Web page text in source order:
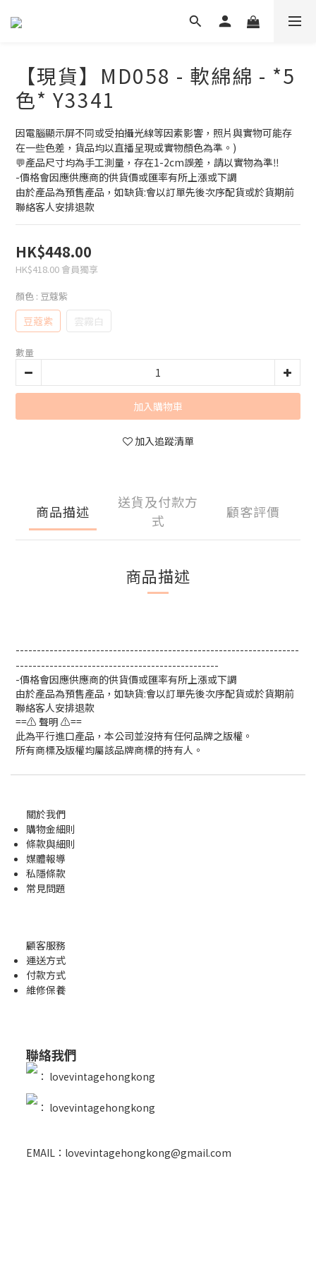
【現貨】MD058 - 軟綿綿 - *5
色* Y3341
因電腦顯示屏不同或受拍攝光線等因素影響，照片與實物可能存
在一些色差，貨品均以直播呈現或實物顏色為準。)
💬產品尺寸均為手工測量，存在1-2cm誤差，請以實物為準‼
-價格會因應供應商的供貨價或匯率有所上漲或下調
由於產品為預售產品，如缺貨:會以訂單先後次序配貨或於貨期前
聯絡客人安排退款
HK$448.00
HK$418.00 會員獨享
顏色 : 豆蔻紫
豆蔻紫 雲霧白
數量
加入購物車
加入追蹤清單
商品描述
送貨及付款方
式
顧客評價
商品描述
-------------------------------------------------------------------
------------------------------------------------
-價格會因應供應商的供貨價或匯率有所上漲或下調
由於產品為預售產品，如缺貨:會以訂單先後次序配貨或於貨期前
聯絡客人安排退款
==⚠️ 聲明 ⚠️==
此為平行進口產品，本公司並沒持有任何品牌之版權。
所有商標及版權均屬該品牌商標的持有人。
關於我們
購物金細則
條款與細則
媒體報導
私隱條款
常見問題
顧客服務
運送方式
付款方式
維修保養
聯絡我們
： lovevintagehongkong
： lovevintagehongkong
EMAIL：lovevintagehongkong@gmail.com